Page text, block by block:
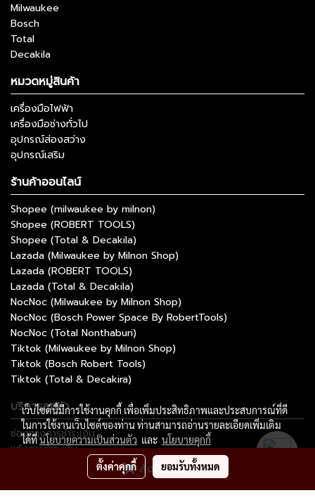
สั่งซื้อสินค้า
Milwaukee
Bosch
Total
Decakila
หมวดหมู่สินค้า
เครื่องมือไฟฟ้า
เครื่องมือช่างทั่วไป
อุปกรณ์ส่องสว่าง
อุปกรณ์เสริม
ร้านค้าออนไลน์
Shopee (milwaukee by milnon)
Shopee (ROBERT TOOLS)
Shopee (Total & Decakila)
Lazada (Milwaukee by Milnon Shop)
Lazada (ROBERT TOOLS)
Lazada (Total & Decakila)
NocNoc (Milwaukee by Milnon Shop)
NocNoc (Bosch Power Space By RobertTools)
NocNoc (Total Nonthaburi)
Tiktok (Milwaukee by Milnon Shop)
Tiktok (Bosch Robert Tools)
Tiktok (Total & Decakira)
บริการลูกค้า
ช่องทางการชำระเงิน
แจ้งการชำระเงิน
ติดตามสถานะการสั่งซื้อ
เว็บไซต์นี้มีการใช้งานคุกกี้ เพื่อเพิ่มประสิทธิภาพและประสบการณ์ที่ดี
ในการใช้งานเว็บไซต์ของท่าน ท่านสามารถอ่านรายละเอียดเพิ่มเติม
ได้ที่นโยบายความเป็นส่วนตัว และ นโยบายคุกกี้
ตั้งค่าคุกกี้ ยอมรับทั้งหมด